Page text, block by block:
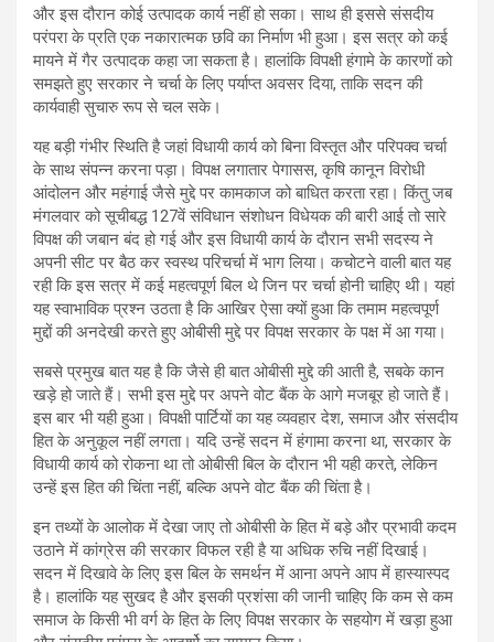
और इस दौरान कोई उत्पादक कार्य नहीं हो सका। साथ ही इससे संसदीय
परंपरा के प्रति एक नकारात्मक छवि का निर्माण भी हुआ। इस सत्र को कई
मायने में गैर उत्पादक कहा जा सकता है। हालांकि विपक्षी हंगामे के कारणों को
समझते हुए सरकार ने चर्चा के लिए पर्याप्त अवसर दिया, ताकि सदन की
कार्यवाही सुचारु रूप से चल सके।
यह बड़ी गंभीर स्थिति है जहां विधायी कार्य को बिना विस्तृत और परिपक्व चर्चा
के साथ संपन्न करना पड़ा। विपक्ष लगातार पेगासस, कृषि कानून विरोधी
आंदोलन और महंगाई जैसे मुद्दे पर कामकाज को बाधित करता रहा। किंतु जब
मंगलवार को सूचीबद्ध 127वें संविधान संशोधन विधेयक की बारी आई तो सारे
विपक्ष की जबान बंद हो गई और इस विधायी कार्य के दौरान सभी सदस्य ने
अपनी सीट पर बैठ कर स्वस्थ परिचर्चा में भाग लिया। कचोटने वाली बात यह
रही कि इस सत्र में कई महत्वपूर्ण बिल थे जिन पर चर्चा होनी चाहिए थी। यहां
यह स्वाभाविक प्रश्न उठता है कि आखिर ऐसा क्यों हुआ कि तमाम महत्वपूर्ण
मुद्दों की अनदेखी करते हुए ओबीसी मुद्दे पर विपक्ष सरकार के पक्ष में आ गया।
सबसे प्रमुख बात यह है कि जैसे ही बात ओबीसी मुद्दे की आती है, सबके कान
खड़े हो जाते हैं। सभी इस मुद्दे पर अपने वोट बैंक के आगे मजबूर हो जाते हैं।
इस बार भी यही हुआ। विपक्षी पार्टियों का यह व्यवहार देश, समाज और संसदीय
हित के अनुकूल नहीं लगता। यदि उन्हें सदन में हंगामा करना था, सरकार के
विधायी कार्य को रोकना था तो ओबीसी बिल के दौरान भी यही करते, लेकिन
उन्हें इस हित की चिंता नहीं, बल्कि अपने वोट बैंक की चिंता है।
इन तथ्यों के आलोक में देखा जाए तो ओबीसी के हित में बड़े और प्रभावी कदम
उठाने में कांग्रेस की सरकार विफल रही है या अधिक रुचि नहीं दिखाई।
सदन में दिखावे के लिए इस बिल के समर्थन में आना अपने आप में हास्यास्पद
है। हालांकि यह सुखद है और इसकी प्रशंसा की जानी चाहिए कि कम से कम
समाज के किसी भी वर्ग के हित के लिए विपक्ष सरकार के सहयोग में खड़ा हुआ